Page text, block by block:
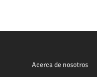
Acerca de nosotros